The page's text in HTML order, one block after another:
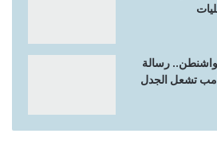
رسالة
تشعل الجدل